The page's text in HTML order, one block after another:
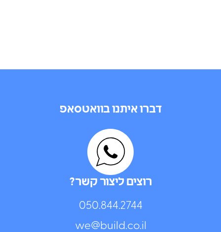
דברו איתנו בוואטסאפ
רוצים ליצור קשר?
050.844.2744⁩
we@build.co.il